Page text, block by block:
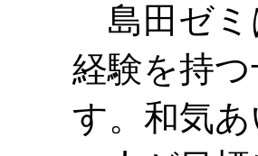
島田ゼミ
経験を持
す。和気